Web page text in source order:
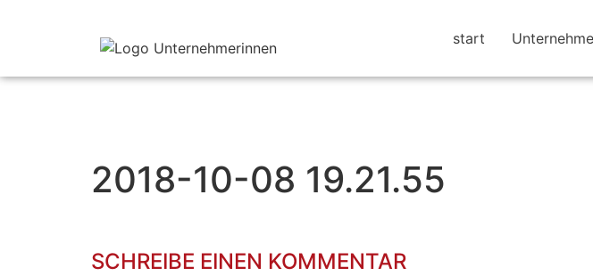
start
2018-10-08 19.21.55
SCHREIBE EINEN KOMMENTAR